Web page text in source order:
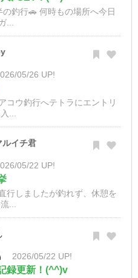
釣行🚗 何時もの場所へ今日
...
05/26 UP!
コウ釣行へテトラにエントリ
...
ルイチ君
05/22 UP!
行しましたが釣れず、休憩を
...
2026/05/22 UP!
録更新！(^^)v